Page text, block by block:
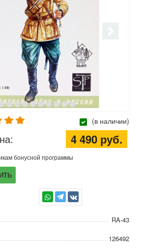
(в наличии)
4 490 руб.
бонусной программы
TG
RA-43
126492